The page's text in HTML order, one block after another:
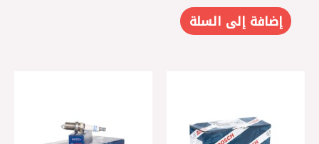
إضافة إلى السلة